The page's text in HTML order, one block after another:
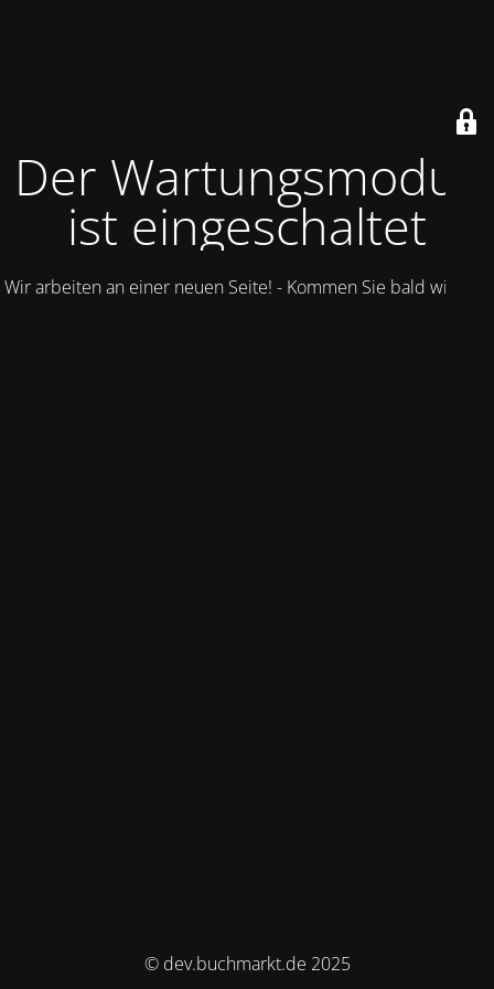
Der Wartungsmodus
ist eingeschaltet
Wir arbeiten an einer neuen Seite! - Kommen Sie bald wieder.
© dev.buchmarkt.de 2025